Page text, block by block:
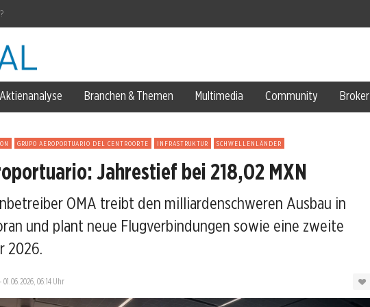
füllen
Pfund
Aktienanalyse Branchen & Themen Multimedia Community Broker
GRUPO AEROPORTUARIO DEL CENTROORTE INFRASTRUKTUR SCHWELLENLÄNDER
Jahrestief bei 218,02 MXN
OMA treibt den milliardenschweren Ausbau in
und plant neue Flugverbindungen sowie eine zweite
2026.
01.06.2026, 06:14 Uhr